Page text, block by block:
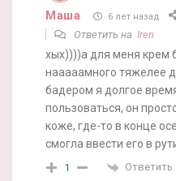
Маша 6 лет назад
Ответить на Iren
хых))))а для меня крем
нааааамного тяжелее
бадером я долгое
пользоваться, он
коже, где-то в конце
смогла ввести его в
1 Ответить